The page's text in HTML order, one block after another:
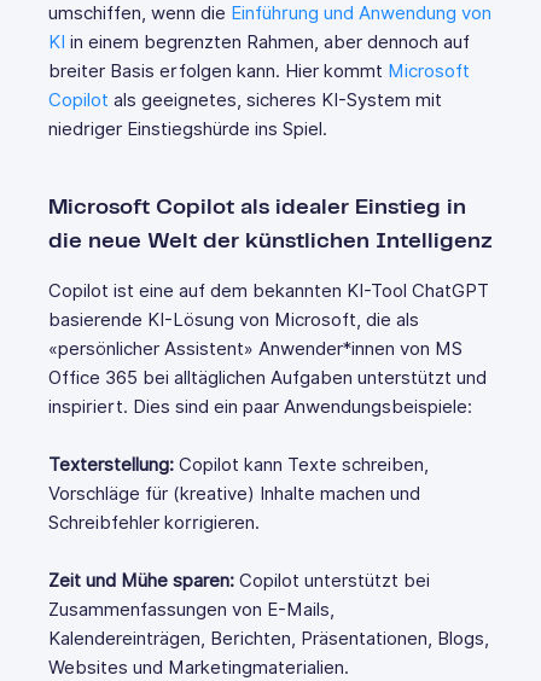
umschiffen, wenn die Einführung und Anwendung von
KI in einem begrenzten Rahmen, aber dennoch auf
breiter Basis erfolgen kann. Hier kommt Microsoft
Copilot als geeignetes, sicheres KI-System mit
niedriger Einstiegshürde ins Spiel.
Microsoft Copilot als idealer Einstieg in
die neue Welt der künstlichen Intelligenz
Copilot ist eine auf dem bekannten KI-Tool ChatGPT
basierende KI-Lösung von Microsoft, die als
«persönlicher Assistent» Anwender*innen von MS
Office 365 bei alltäglichen Aufgaben unterstützt und
inspiriert. Dies sind ein paar Anwendungsbeispiele:
Texterstellung: Copilot kann Texte schreiben,
Vorschläge für (kreative) Inhalte machen und
Schreibfehler korrigieren.
Zeit und Mühe sparen: Copilot unterstützt bei
Zusammenfassungen von E-Mails,
Kalendereinträgen, Berichten, Präsentationen, Blogs,
Websites und Marketingmaterialien.